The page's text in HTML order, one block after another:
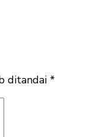
ditandai *